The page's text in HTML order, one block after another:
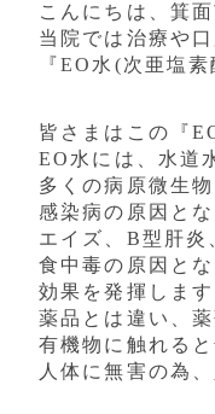
こんにちは、 箕
当院では治療や
『EO 水(次亜塩素
皆さまはこの『
EO 水には、 水道
多くの病原微生
感染病の原因と
エイズ、 B型肝炎
食中毒の原因と
効果を発揮します
薬品とは違い、
有機物に触れる
人体に無害の為